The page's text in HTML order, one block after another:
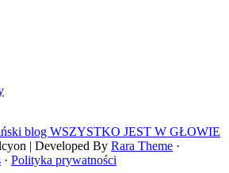
blog WSZYSTKO JEST W GŁOWIE
| Developed By Rara Theme ·
· Polityka prywatności